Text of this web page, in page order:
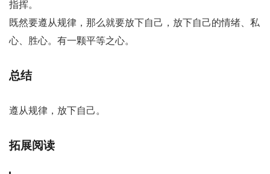
指挥。
既然要遵从规律，那么就要放下自己，放下自己的情绪、私
心、胜心。有一颗平等之心。
总结
遵从规律，放下自己。
拓展阅读